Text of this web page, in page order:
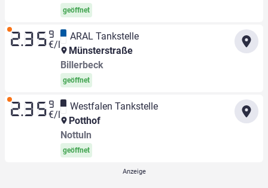
geöffnet
2.35 9
€/l
ARAL Tankstelle
Münsterstraße
Billerbeck
geöffnet
2.35 9
€/l
Westfalen Tankstelle
Potthof
Nottuln
geöffnet